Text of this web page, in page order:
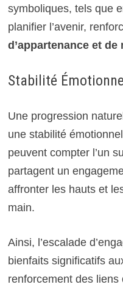
symboliques, tels que
planifier l’avenir,
d’appartenance et de
Stabilité
Une progression
une stabilité
peuvent compter l’un
partagent un
affronter les hauts et
main.
Ainsi, l’escalade
bienfaits significatifs
renforcement des